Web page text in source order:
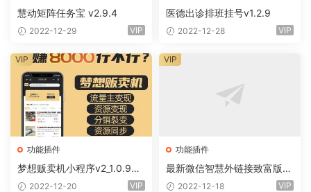
慧动矩阵任务宝 v2.9.4
2022-12-29 VIP
医德出诊排班挂号v1.2.9
2022-12-28 VIP
功能插件
梦想贩卖机小程序v2_1.0.96
+全插件（线传）
2022-12-20 VIP
VIP
功能插件
最新微信智慧外链接致富版小
程序（前端+全插件)
2022-12-18 VIP
VIP